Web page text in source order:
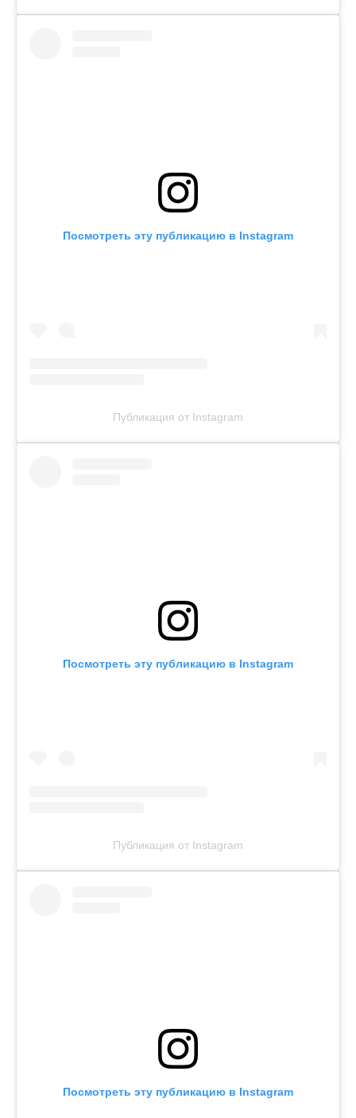
Посмотреть эту публикацию в Instagram
Публикация от Instagram
Посмотреть эту публикацию в Instagram
Публикация от Instagram
Посмотреть эту публикацию в Instagram